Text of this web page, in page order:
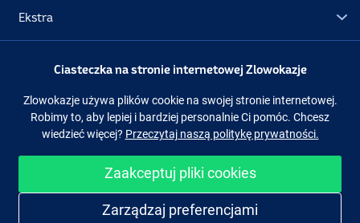
Ekstra
Promocje
Obserwuj nas Facebook Instagram
Ciasteczka na stronie internetowej Zlowokazje
Zlowokazje używa plików cookie na swojej stronie internetowej.
Robimy to, aby lepiej i bardziej personalnie Ci pomóc. Chcesz
wiedzieć więcej? Przeczytaj naszą politykę prywatności.
Zaakceptuj pliki cookies
Zarządzaj preferencjami